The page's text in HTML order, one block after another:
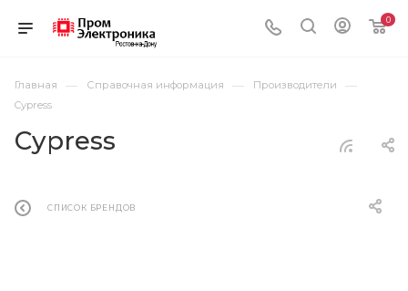
0
Главная — Справочная информация — Производители —
Cypress
Cypress
СПИСОК БРЕНДОВ